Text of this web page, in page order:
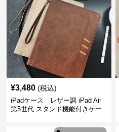
¥3,480 (税込)
iPadケース レザー調 iPad Air
第5世代 スタンド機能付きケー